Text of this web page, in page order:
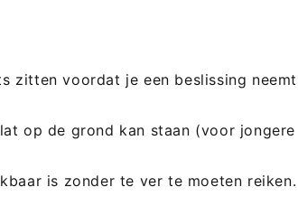
zitten voordat je een beslissing
op de grond kan staan (voor jongere
is zonder te ver te moeten reiken.